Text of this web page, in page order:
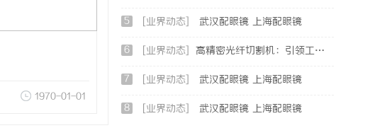
1970-01-01
5 [业界动态] 武汉配眼镜 上海配眼镜
6 [业界动态] 高精密光纤切割机：引领工业制造新时代的利器
7 [业界动态] 武汉配眼镜 上海配眼镜
8 [业界动态] 武汉配眼镜 上海配眼镜